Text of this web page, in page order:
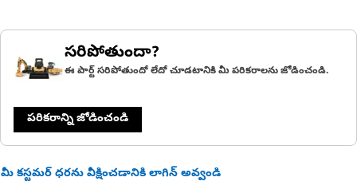
సరిపోతుందా?
ఈ పార్ట్ సరిపోతుందో లేదో చూడటానికి మీ పరికరాలను జోడించండి.
పరికరాన్ని జోడించండి
మీ కస్టమర్ ధరను వీక్షించడానికి లాగిన్ అవ్వండి